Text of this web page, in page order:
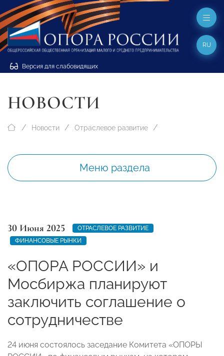
Версия для слабовидящих
RU
НОВОСТИ
Новости Отраслевое развитие
Меню раздела
30 Июня 2025
ОТРАСЛЕВОЕ РАЗВИТИЕ
ФИНАНСОВЫЕ РЫНКИ
«ОПОРА РОССИИ» и
Мосбиржа планируют
заключить соглашение о
сотрудничестве
24 июня состоялось заседание Комитета «ОПОРЫ